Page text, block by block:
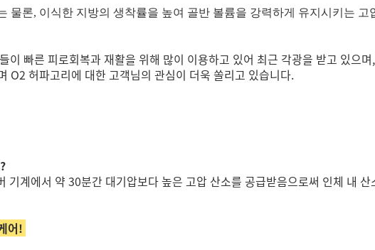
물론, 이식한 지방의 생착률을 높여 골반 볼륨을 강력하게 유지시키는
이 빠른 피로회복과 재활을 위해 많이 이용하고 있어 최근 각광을 받고 있으
O2 허파고리에 대한 고객님의 관심이 더욱 쏠리고 있습니다.
기계에서 약 30분간 대기압보다 높은 고압 산소를 공급받음으로써 인체 내
어!